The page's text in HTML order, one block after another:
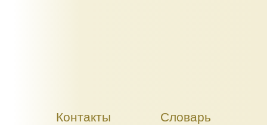
Контакты Словарь